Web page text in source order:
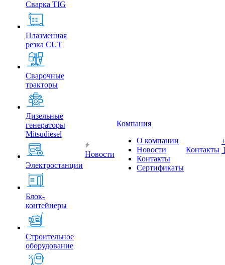
Сварка TIG
Плазменная
резка CUT
Сварочные
тракторы
Дизельные
генераторы
Mitsudiesel
Электростанции
Блок-
контейнеры
Строительное
оборудование
Новости
Компания
О компании
Новости
Контакты
Сертификаты
Контакты